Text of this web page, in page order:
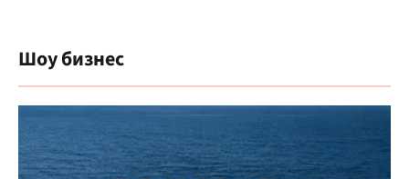
Шоу бизнес